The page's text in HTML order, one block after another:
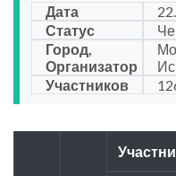
Дата
Статус
Город,
Организатор
Участников